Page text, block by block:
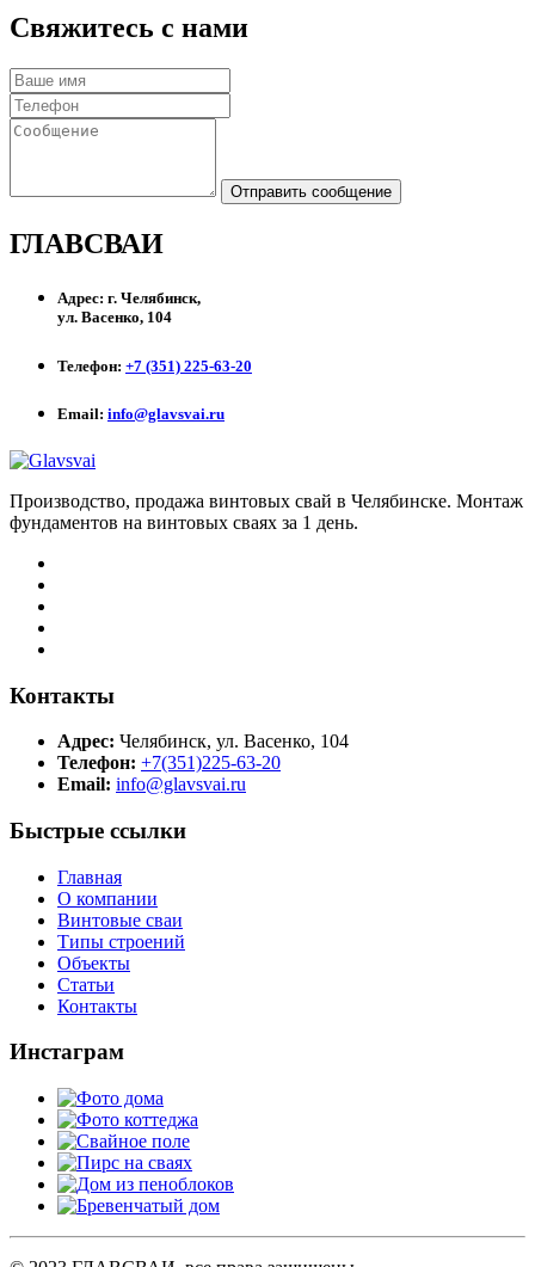
Свяжитесь с нами
Отправить сообщение
ГЛАВСВАИ
Адрес: г. Челябинск,
ул. Васенко, 104
Телефон: +7 (351) 225-63-20
Email: info@glavsvai.ru
Производство, продажа винтовых свай в Челябинске. Монтаж
фундаментов на винтовых сваях за 1 день.
Контакты
Адрес: Челябинск, ул. Васенко, 104
Телефон: +7(351)225-63-20
Email: info@glavsvai.ru
Быстрые ссылки
Главная
О компании
Винтовые сваи
Типы строений
Объекты
Статьи
Контакты
Инстаграм